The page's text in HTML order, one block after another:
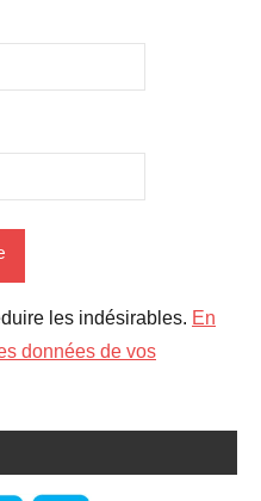
les indésirables. En
données de vos